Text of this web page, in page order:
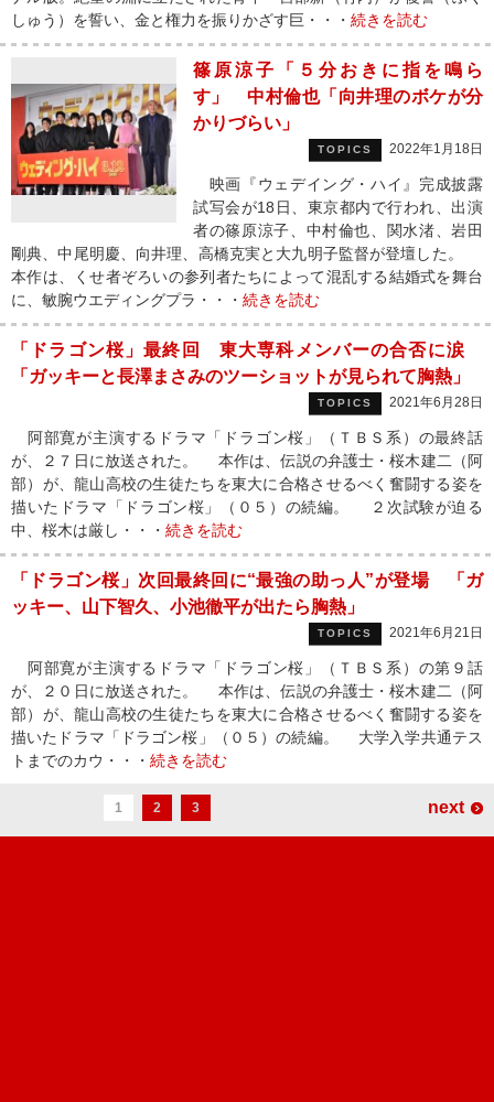
しゅう）を誓い、金と権力を振りかざす巨・・・ 続きを読む
篠原涼子「５分おきに指を鳴ら
す」 中村倫也「向井理のボケが分
かりづらい」
TOPICS 2022年1月18日
映画『ウェデイング・ハイ』完成披露
試写会が18日、東京都内で行われ、出演
者の篠原涼子、中村倫也、関水渚、岩田
剛典、中尾明慶、向井理、高橋克実と大九明子監督が登壇した。
本作は、くせ者ぞろいの参列者たちによって混乱する結婚式を舞台
に、敏腕ウエディングプラ・・・ 続きを読む
「ドラゴン桜」最終回 東大専科メンバーの合否に涙
「ガッキーと長澤まさみのツーショットが見られて胸熱」
TOPICS 2021年6月28日
阿部寛が主演するドラマ「ドラゴン桜」（ＴＢＳ系）の最終話
が、２７日に放送された。 本作は、伝説の弁護士・桜木建二（阿
部）が、龍山高校の生徒たちを東大に合格させるべく奮闘する姿を
描いたドラマ「ドラゴン桜」（０５）の続編。 ２次試験が迫る
中、桜木は厳し・・・ 続きを読む
「ドラゴン桜」次回最終回に“最強の助っ人”が登場 「ガ
ッキー、山下智久、小池徹平が出たら胸熱」
TOPICS 2021年6月21日
阿部寛が主演するドラマ「ドラゴン桜」（ＴＢＳ系）の第９話
が、２０日に放送された。 本作は、伝説の弁護士・桜木建二（阿
部）が、龍山高校の生徒たちを東大に合格させるべく奮闘する姿を
描いたドラマ「ドラゴン桜」（０５）の続編。 大学入学共通テス
トまでのカウ・・・ 続きを読む
1 2 3 next